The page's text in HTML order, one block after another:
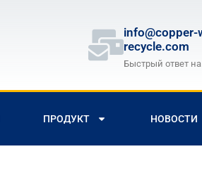
info@copper-
recycle.com
Быстрый ответ
ПРОДУКТ НОВОСТИ